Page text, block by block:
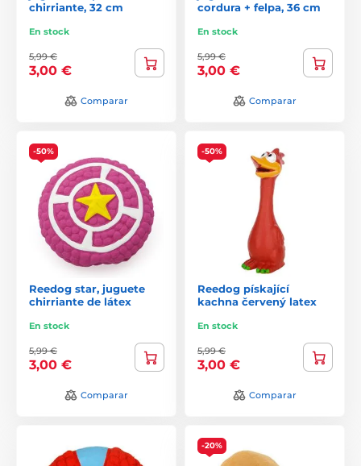
chirriante, 32 cm
En stock
5,99 €
3,00 €
Comparar
cordura + felpa, 36 cm
En stock
5,99 €
3,00 €
Comparar
-50%
Reedog star, juguete
chirriante de látex
En stock
5,99 €
3,00 €
Comparar
-50%
Reedog pískající
kachna červený latex
En stock
5,99 €
3,00 €
Comparar
-20%